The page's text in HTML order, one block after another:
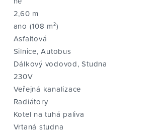
2,60 m
ano (108 m²)
Asfaltová
Silnice, Autobus
Dálkový vodovod, Studna
230V
Veřejná kanalizace
Radiátory
Kotel na tuhá paliva
Vrtaná studna